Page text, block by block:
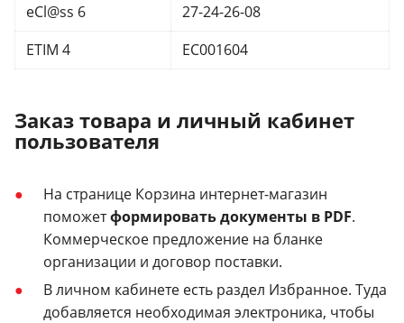
eCl@ss 6
27-24-26-08
ETIM 4
EC001604
Заказ товара и личный кабинет
пользователя
На странице Корзина интернет-магазин
поможетформировать документы в PDF.
Коммерческое предложение на бланке
организации и договор поставки.
В личном кабинете есть раздел Избранное. Туда
добавляется необходимая электроника, чтобы